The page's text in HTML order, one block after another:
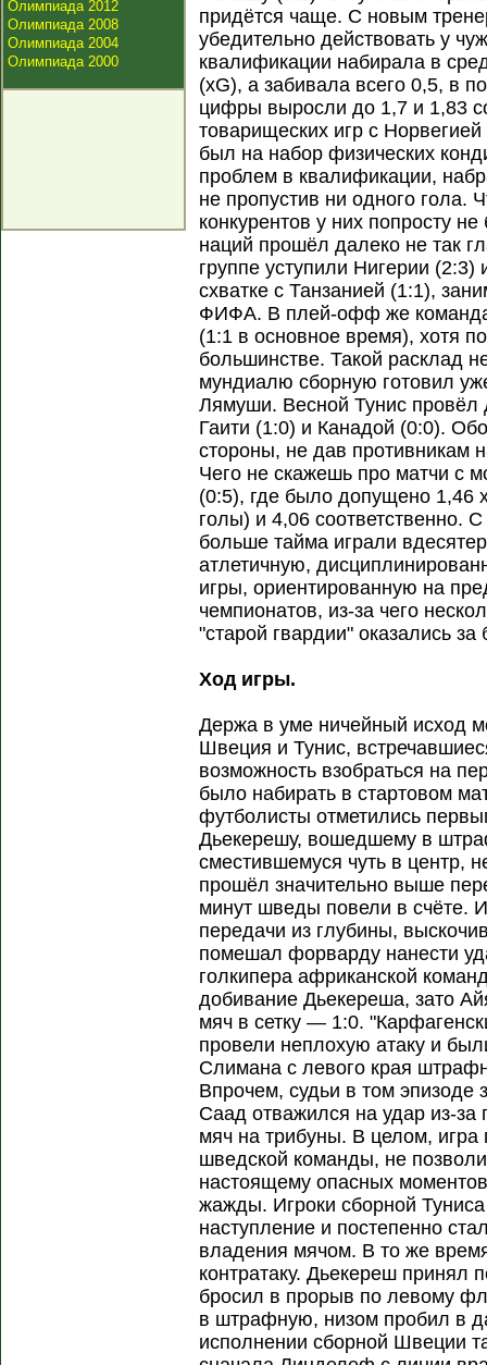
Олимпиада 2012
Олимпиада 2008
Олимпиада 2004
Олимпиада 2000
придётся чаще. С новым
убедительно действовать у
квалификации набирала в
(xG), а забивала всего 0,5, в
цифры выросли до 1,7 и 1,83
товарищеских игр с
был на набор физических
проблем в квалификации,
не пропустив ни одного гола.
конкурентов у них попросту
наций прошёл далеко не так
группе уступили Нигерии
схватке с Танзанией (1:1),
ФИФА. В плей-офф же
(1:1 в основное время), хотя
большинстве. Такой расклад
мундиалю сборную готовил
Лямуши. Весной Тунис провёл
Гаити (1:0) и Канадой (0:0).
стороны, не дав противникам
Чего не скажешь про матчи с
(0:5), где было допущено
голы) и 4,06 соответственно.
больше тайма играли
атлетичную,
игры, ориентированную на
чемпионатов, из-за чего
"старой гвардии" оказались за
Ход игры.
Держа в уме ничейный исход
Швеция и Тунис,
возможность взобраться на
было набирать в стартовом
футболисты отметились
Дьекерешу, вошедшему в
сместившемуся чуть в центр,
прошёл значительно выше
минут шведы повели в счёте.
передачи из глубины,
помешал форварду нанести
голкипера африканской
добивание Дьекереша, зато
мяч в сетку — 1:0.
провели неплохую атаку и
Слимана с левого края
Впрочем, судьи в том
Саад отважился на удар из-
мяч на трибуны. В целом,
шведской команды, не
настоящему опасных
жажды. Игроки сборной
наступление и постепенно
владения мячом. В то же
контратаку. Дьекереш принял
бросил в прорыв по левому
в штрафную, низом пробил в
исполнении сборной Швеции